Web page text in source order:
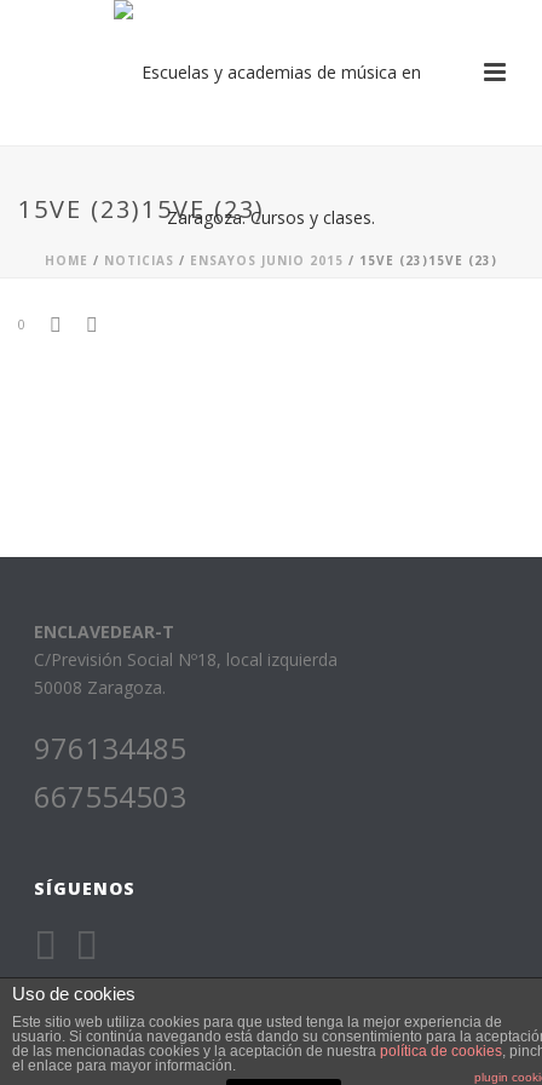
15VE (23)15VE (23)
HOME / NOTICIAS / ENSAYOS JUNIO 2015 / 15VE (23)15VE (23)
0
ENCLAVEDEAR-T
C/Previsión Social Nº18, local izquierda
50008 Zaragoza.
976134485
667554503
SÍGUENOS
Escuela de música Enclavedear-t © 2015 • Sitio web desarrollado
Uso de cookies
Este sitio web utiliza cookies para que usted tenga la mejor experiencia de
usuario. Si continúa navegando está dando su consentimiento para la
de las mencionadas cookies y la aceptación de nuestra política de cookies,
el enlace para mayor información.
plugin